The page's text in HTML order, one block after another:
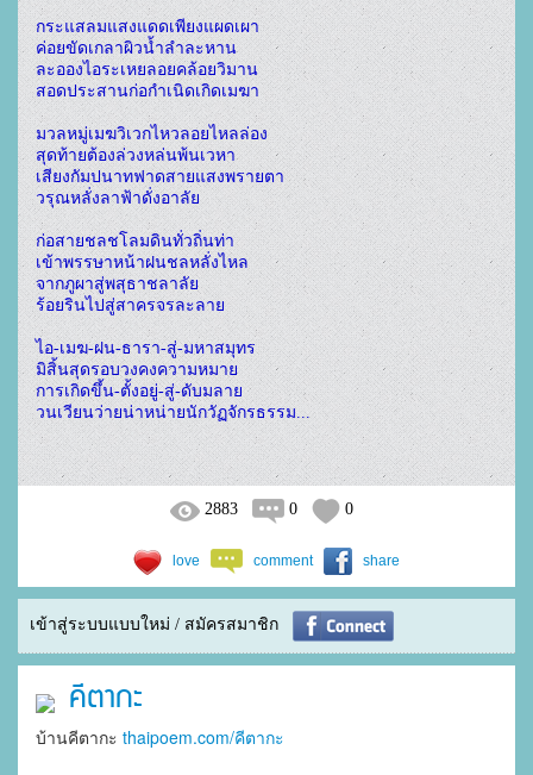
ค่อยขัดเกลาผิวน้ำลำละหาน
ละอองไอระเหยลอยคล้อยวิมาน
สอดประสานก่อกำเนิดเกิดเมฆา
มวลหมู่เมฆวิเวกไหวลอยไหลล่อง
สุดท้ายต้องล่วงหล่นพ้นเวหา
เสียงกัมปนาทฟาดสายแสงพรายตา
วรุณหลั่งลาฟ้าดั่งอาลัย
ก่อสายชลชโลมดินทั่วถิ่นท่า
เข้าพรรษาหน้าฝนชลหลั่งไหล
จากภูผาสู่พสุธาชลาลัย
ร้อยรินไปสู่สาครจรละลาย
ไอ-เมฆ-ฝน-ธารา-สู่-มหาสมุทร
มิสิ้นสุดรอบวงคงความหมาย
การเกิดขึ้น-ตั้งอยู่-สู่-ดับมลาย
วนเวียนว่ายน่าหน่ายนักวัฏจักรธรรม...
2883 0 0
love comment share
เข้าสู่ระบบแบบใหม่ / สมัครสมาชิก
คีตากะ
บ้านคีตากะ thaipoem.com/คีตากะ